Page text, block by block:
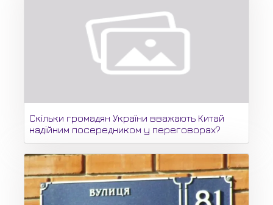
Скільки громадян України вважають Китай
надійним посередником у переговорах?